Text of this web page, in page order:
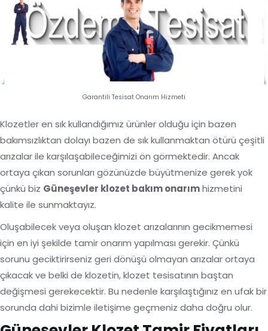
Garantili Tesisat Onarım Hizmeti
Klozetler en sık kullandığımız ürünler olduğu için bazen
bakımsızlıktan dolayı bazen de sık kullanmaktan ötürü çeşitli
arızalar ile karşılaşabileceğimizi ön görmektedir. Ancak
ortaya çıkan sorunları gözünüzde büyütmenize gerek yok
çünkü biz Güneşevler klozet bakım onarımhizmetini
kalite ile sunmaktayız.
Oluşabilecek veya oluşan klozet arızalarının gecikmemesi
için en iyi şekilde tamir onarım yapılması gerekir. Çünkü
sorunu geciktirirseniz geri dönüşü olmayan arızalar ortaya
çıkacak ve belki de klozetin, klozet tesisatının baştan
değişmesi gerekecektir. Bu nedenle karşılaştığınız en ufak bir
sorunda dahi bizimle iletişime geçmeniz daha doğru olur.